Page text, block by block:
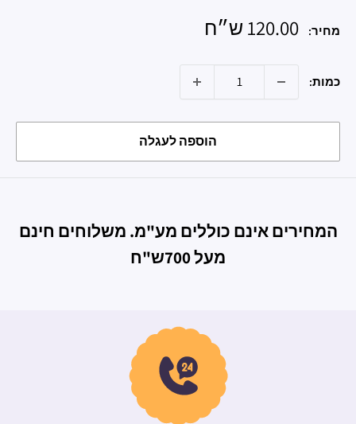
מחיר: מחיר
120.00 ש״ח
כמות:
הוספה לעגלה
המחירים אינם כוללים מע"מ. משלוחים חינם
מעל 700ש"ח